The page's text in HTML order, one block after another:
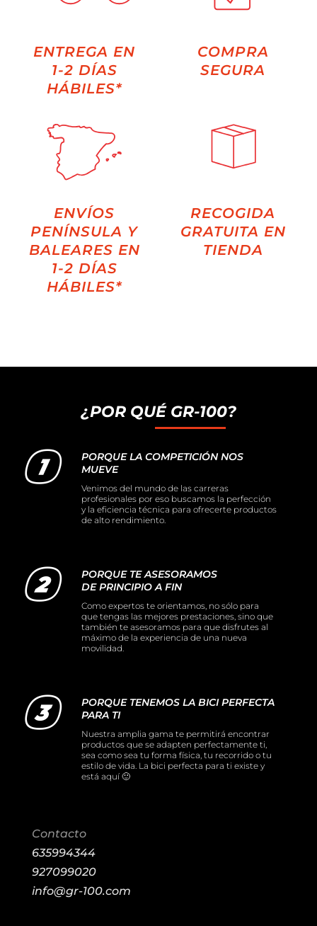
ENTREGA EN
1-2 DÍAS
HÁBILES*
COMPRA
SEGURA
ENVÍOS
PENÍNSULA Y
BALEARES EN
1-2 DÍAS
HÁBILES*
RECOGIDA
GRATUITA EN
TIENDA
¿POR QUÉ GR-100?
PORQUE LA COMPETICIÓN NOS
MUEVE
Venimos del mundo de las carreras
profesionales por eso buscamos la perfección
y la eficiencia técnica para ofrecerte productos
de alto rendimiento.
PORQUE TE ASESORAMOS
DE PRINCIPIO A FIN
Como expertos te orientamos, no sólo para
que tengas las mejores prestaciones, sino que
también te asesoramos para que disfrutes al
máximo de la experiencia de una nueva
movilidad.
PORQUE TENEMOS LA BICI PERFECTA
PARA TI
Nuestra amplia gama te permitirá encontrar
productos que se adapten perfectamente ti,
sea como sea tu forma física, tu recorrido o tu
estilo de vida. La bici perfecta para ti existe y
está aquí 🙂
Contacto
635994344
927099020
info@gr-100.com